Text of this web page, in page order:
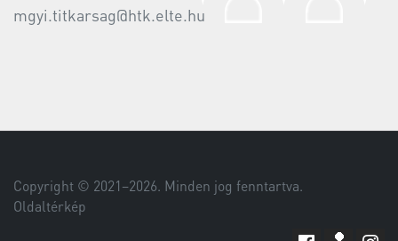
mgyi.titkarsag@htk.elte.hu
Copyright © 2021–2026. Minden jog fenntartva.
Oldaltérkép